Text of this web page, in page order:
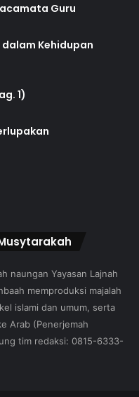
Guru
Kehidupan
1)
naungan Yayasan Lajnah
memproduksi majalah
islami dan umum, serta
Arab (Penerjemah
tim redaksi: 0815-6333-